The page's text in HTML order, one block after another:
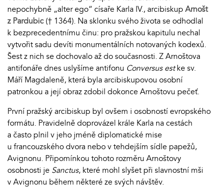
nepochybně „alter ego“ císaře Karla IV., arcibiskupArnošt
z Pardubic(† 1364). Na sklonku svého života se odhodlal
k bezprecedentnímu činu: pro pražskou kapitulu nechal
vytvořit sadu devíti monumentálních notovaných kodexů.
Šest z nich se dochovalo až do současnosti. Z Arnoštova
antifonáře dnes uslyšíme antifonu Conversus estke sv.
Máří Magdaleně, která byla arcibiskupovou osobní
patronkou a její obraz zdobil dokonce Arnoštovu pečeť.
První pražský arcibiskup byl ovšem i osobností evropského
formátu. Pravidelně doprovázel krále Karla na cestách
a často plnil v jeho jméně diplomatické mise
u francouzského dvora nebo v tehdejším sídle papežů,
Avignonu. Připomínkou tohoto rozměru Arnoštovy
osobnosti je Sanctus, které mohl slyšet při slavnostní mši
v Avignonu během některé ze svých návštěv.